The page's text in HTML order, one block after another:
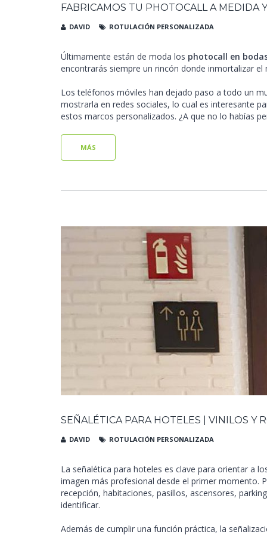
FABRICAMOS TU PHOTOCALL A MEDIDA
DAVID ROTULACIÓN PERSONALIZADA
Últimamente están de moda los photocall en
encontrarás siempre un rincón donde inmortalizar
Los teléfonos móviles han dejado paso a todo un
mostrarla en redes sociales, lo cual es interesante
estos marcos personalizados. ¿A que no lo habías
MÁS
SEÑALÉTICA PARA HOTELES | VINILOS Y
DAVID ROTULACIÓN PERSONALIZADA
La señalética para hoteles es clave para orientar a
imagen más profesional desde el primer momento.
recepción, habitaciones, pasillos, ascensores,
identificar.
Además de cumplir una función práctica, la